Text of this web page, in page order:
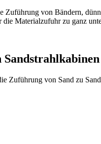
Zuführung von Bändern,
Materialzufuhr zu ganz
Zuführung von Sand zu